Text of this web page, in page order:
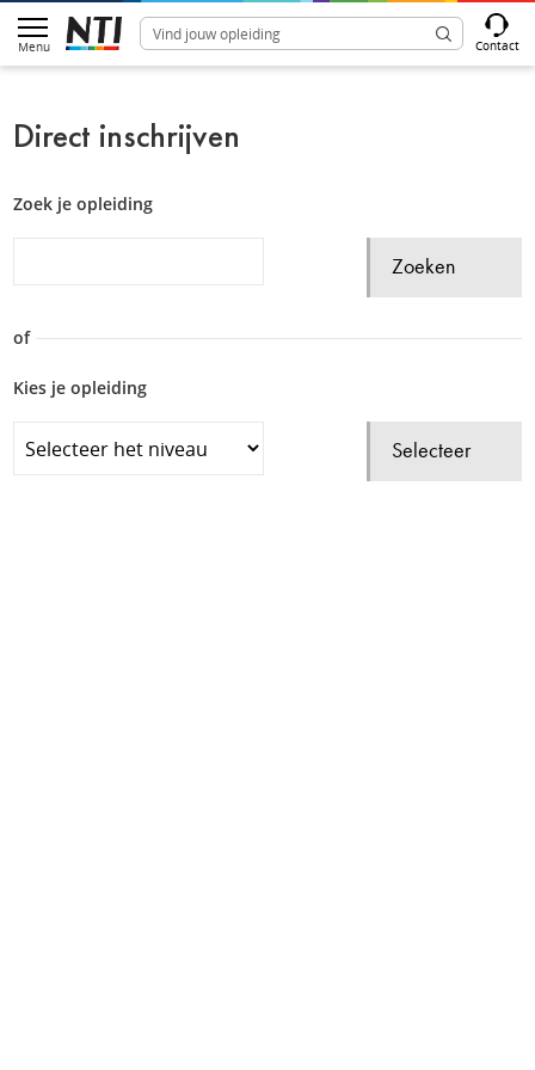
Menu Contact
Direct inschrijven
Zoek je opleiding
Zoeken
of
Kies je opleiding
Selecteer